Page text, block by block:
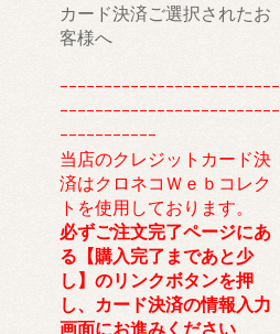
カード決済ご選択されたお
客様へ
-------------------------
-------------------------
-----------
当店のクレジットカード決
済はクロネコＷｅｂコレク
トを使用しております。
必ずご注文完了ページにあ
る【購入完了まであと少
し】のリンクボタンを押
し、カード決済の情報入力
画面にお進みください